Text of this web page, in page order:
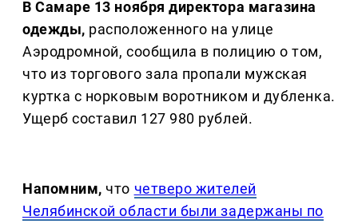
В Самаре 13 ноября директора магазина
одежды, расположенного на улице
Аэродромной, сообщила в полицию о том,
что из торгового зала пропали мужская
куртка с норковым воротником и дубленка.
Ущерб составил 127 980 рублей.
Напомним, что четверо жителей
Челябинской области были задержаны по